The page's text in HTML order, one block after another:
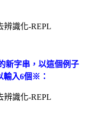
新字串，以這個例子
輸入6個※：